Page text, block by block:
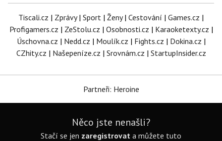
Tiscali.cz | Zprávy| Sport | Ženy| Cestování | Games.cz |
Profigamers.cz | ZeStolu.cz | Osobnosti.cz | Karaoketexty.cz |
Úschovna.cz | Nedd.cz | Moulík.cz | Fights.cz | Dokina.cz |
CZhity.cz | Našepeníze.cz | Srovnám.cz | StartupInsider.cz
Partneři: Heroine
Něco jste nenašli?
Stačí se jen zaregistrovat a můžete tuto